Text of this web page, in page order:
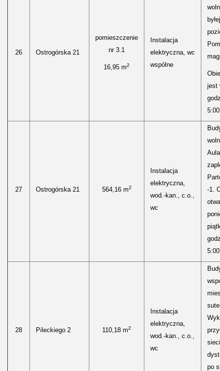
26 Ostrogórska 21
pomieszczenie
nr 3.1
16,95 m2
Instalacja
elektryczna, wc
wspólne
jest
27 Ostrogórska 21 564,16 m2
Instalacja
elektryczna,
wod.-kan., c.o.,
wc
-1.
28 Pileckiego 2 110,18 m2
Instalacja
elektryczna,
wod.-kan., c.o.,
wc
sieci
po